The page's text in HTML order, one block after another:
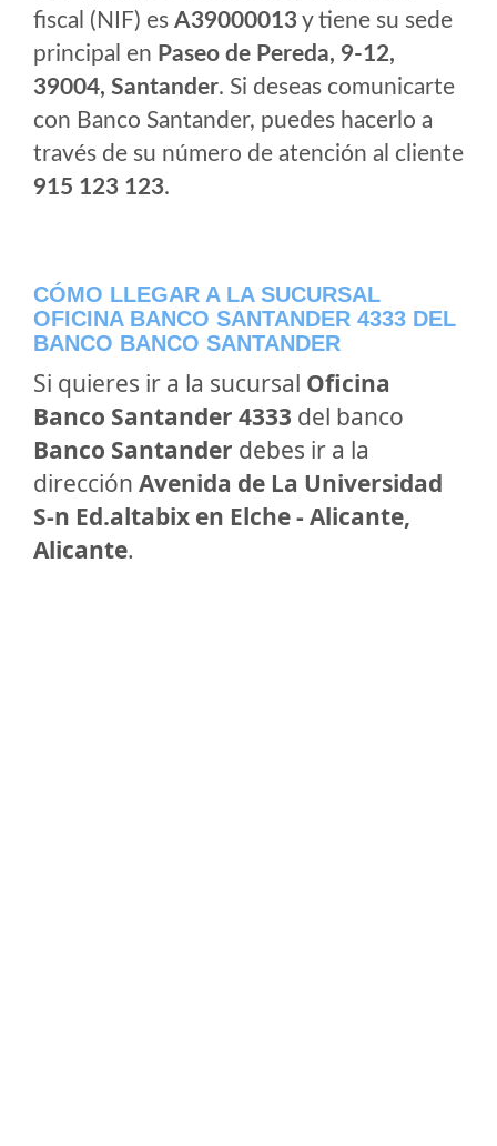
fiscal (NIF) es A39000013y tiene su sede
principal en Paseo de Pereda, 9-12,
39004, Santander. Si deseas comunicarte
con Banco Santander, puedes hacerlo a
través de su número de atención al cliente
915 123 123.
CÓMO LLEGAR A LA SUCURSAL
OFICINA BANCO SANTANDER 4333 DEL
BANCO BANCO SANTANDER
Si quieres ir a la sucursal Oficina
Banco Santander 4333 del banco
Banco Santander debes ir a la
dirección Avenida de La Universidad
S-n Ed.altabix en Elche - Alicante,
Alicante.